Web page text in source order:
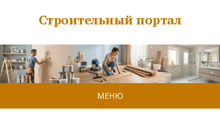
Строительный портал
МЕНЮ